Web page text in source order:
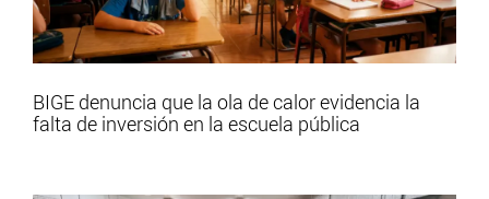
BIGE denuncia que la ola de calor evidencia la
falta de inversión en la escuela pública